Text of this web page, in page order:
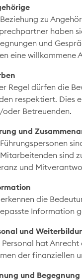
zu
haben
und
eine willkommene
Regel dürfen die
respektiert. Dies
oder Betreuenden.
und
Mitarbeitenden sind
und
die
Information
und
Personal hat
der finanziellen
und Begegnung